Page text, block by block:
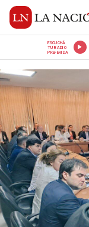
ESCUCHÁ
TU RADIO
PREFERIDA